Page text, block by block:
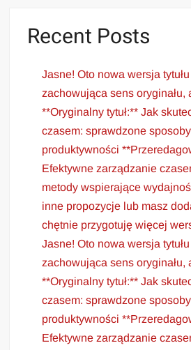
Recent Posts
Jasne! Oto nowa wersja tytułu
zachowująca sens oryginału,
**Oryginalny tytuł:** Jak
czasem: sprawdzone
produktywności
Efektywne zarządzanie
metody wspierające
inne propozycje lub masz
chętnie przygotuję więcej
Jasne! Oto nowa wersja tytułu
zachowująca sens oryginału,
**Oryginalny tytuł:** Jak
czasem: sprawdzone
produktywności
Efektywne zarządzanie